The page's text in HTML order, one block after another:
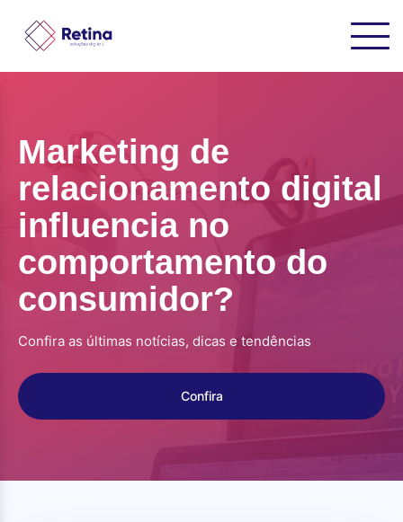
Marketing de
relacionamento digital
influencia no
comportamento do
consumidor?
Confira as últimas notícias, dicas e tendências
Confira